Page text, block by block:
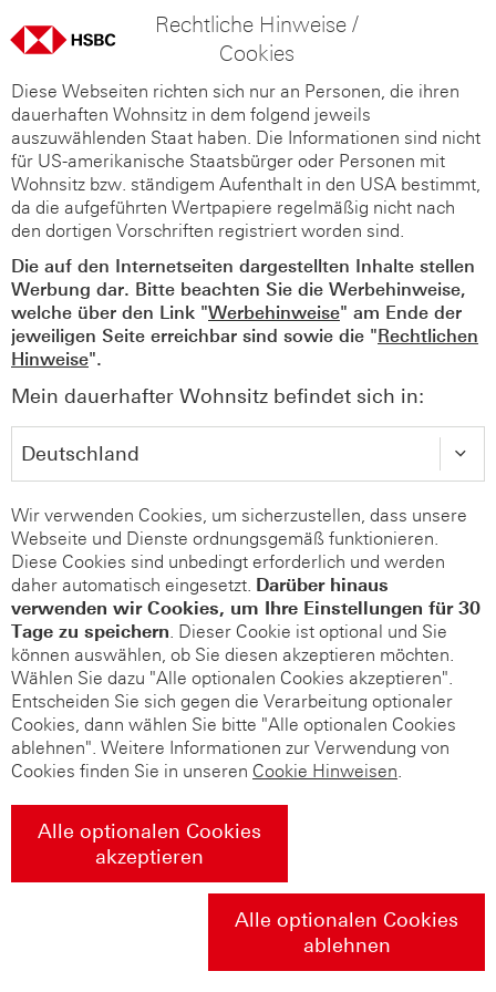
Rechtliche Hinweise /
Cookies
Diese Webseiten richten sich nur an Personen, die ihren
dauerhaften Wohnsitz in dem folgend jeweils
auszuwählenden Staat haben. Die Informationen sind nicht
für US-amerikanische Staatsbürger oder Personen mit
Wohnsitz bzw. ständigem Aufenthalt in den USA bestimmt,
da die aufgeführten Wertpapiere regelmäßig nicht nach
den dortigen Vorschriften registriert worden sind.
Die auf den Internetseiten dargestellten Inhalte stellen
Werbung dar. Bitte beachten Sie die Werbehinweise,
welche über den Link "Werbehinweise" am Ende der
jeweiligen Seite erreichbar sind sowie die "Rechtlichen
Hinweise".
Mein dauerhafter Wohnsitz befindet sich in:
Wir verwenden Cookies, um sicherzustellen, dass unsere
Webseite und Dienste ordnungsgemäß funktionieren.
Diese Cookies sind unbedingt erforderlich und werden
daher automatisch eingesetzt. Darüber hinaus
verwenden wir Cookies, um Ihre Einstellungen für 30
Tage zu speichern. Dieser Cookie ist optional und Sie
können auswählen, ob Sie diesen akzeptieren möchten.
Wählen Sie dazu "Alle optionalen Cookies akzeptieren".
Entscheiden Sie sich gegen die Verarbeitung optionaler
Cookies, dann wählen Sie bitte "Alle optionalen Cookies
ablehnen". Weitere Informationen zur Verwendung von
Cookies finden Sie in unseren Cookie Hinweisen.
Alle optionalen Cookies
akzeptieren
Alle optionalen Cookies
ablehnen